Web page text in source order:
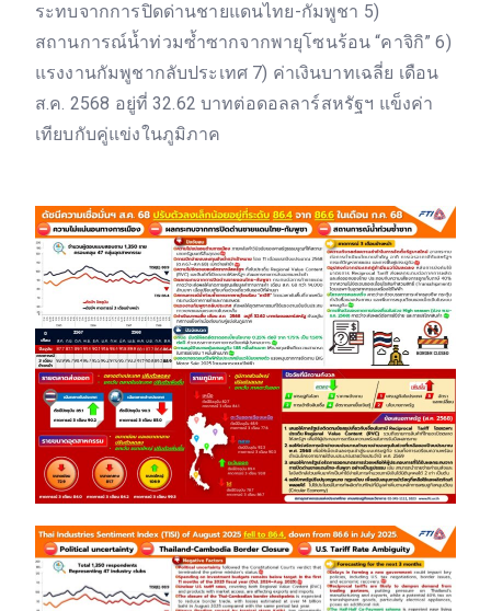
ระทบจากการปิดด่านชายแดนไทย-กัมพูชา 5)
สถานการณ์น้ำท่วมซ้ำซากจากพายุโซนร้อน “คาจิกิ” 6)
แรงงานกัมพูชากลับประเทศ 7) ค่าเงินบาทเฉลี่ย เดือน
ส.ค. 2568 อยู่ที่ 32.62 บาทต่อดอลลาร์สหรัฐฯ แข็งค่า
เทียบกับคู่แข่งในภูมิภาค